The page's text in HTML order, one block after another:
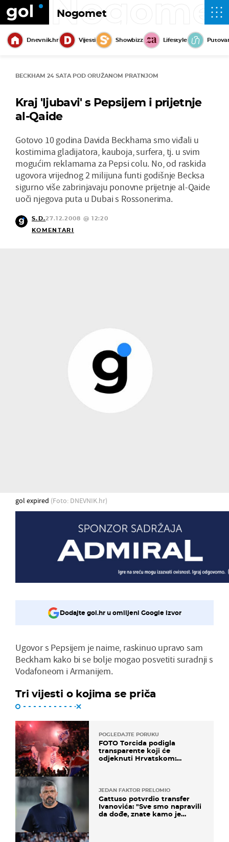
Nogomet
Dnevnik.hr Vijesti Showbizz Lifestyle
BECKHAM 24 SATA POD ORUŽANOM PRATNJOM
Kraj 'ljubavi' s Pepsijem i prijetnje
al-Qaide
Gotovo 10 godina Davida Beckhama smo viđali u
kostimima gladijatora, kauboja, surfera, tj. u svim
mogućim reklamama za Pepsi colu. No, od raskida
ugovora vrijednog 2 milijuna funti godišnje Becksa
sigurno više zabrinjavaju ponovne prijetnje al-Qaide
uoči njegova puta u Dubai s Rossonerima.
S.D.27.12.2008 @ 12:20
KOMENTARI
gol expired (Foto: DNEVNIK.hr)
Dodajte gol.hr u omiljeni Google izvor
Ugovor s Pepsijem je naime, raskinuo upravo sam
Beckham kako bi se bolje mogao posvetiti suradnji s
Vodafoneom i Armanijem.
Tri vijesti o kojima se priča
POGLEDAJTE PORUKU
FOTO Torcida podigla
transparente koji će
odjeknuti Hrvatskom:
JEDAN FAKTOR PRELOMIO
Gattuso potvrdio transfer
Ivanovića: "Sve smo napravili
da dođe, znate kamo je